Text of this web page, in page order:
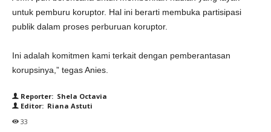
untuk pemburu koruptor. Hal ini berarti membuka partisipasi
publik dalam proses perburuan koruptor.
Ini adalah komitmen kami terkait dengan pemberantasan
korupsinya,” tegas Anies.
Reporter: Shela Octavia
Editor: Riana Astuti
33